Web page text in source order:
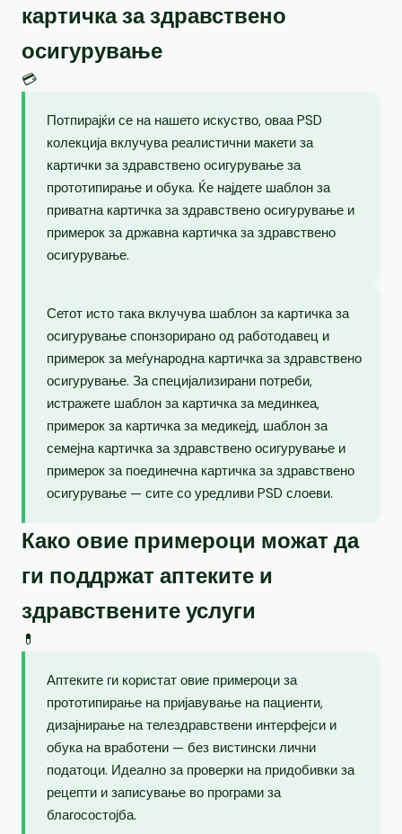
картичка за здравствено
осигурување
💳
Потпирајќи се на нашето искуство, оваа PSD
колекција вклучува реалистични макети за
картички за здравствено осигурување за
прототипирање и обука. Ќе најдете шаблон за
приватна картичка за здравствено осигурување и
примерок за државна картичка за здравствено
осигурување.
Сетот исто така вклучува шаблон за картичка за
осигурување спонзорирано од работодавец и
примерок за меѓународна картичка за здравствено
осигурување. За специјализирани потреби,
истражете шаблон за картичка за мединкеа,
примерок за картичка за медикејд, шаблон за
семејна картичка за здравствено осигурување и
примерок за поединечна картичка за здравствено
осигурување — сите со уредливи PSD слоеви.
Како овие примероци можат да
ги поддржат аптеките и
здравствените услуги
💊
Аптеките ги користат овие примероци за
прототипирање на пријавување на пациенти,
дизајнирање на телездравствени интерфејси и
обука на вработени — без вистински лични
податоци. Идеално за проверки на придобивки за
рецепти и записување во програми за
благосостојба.